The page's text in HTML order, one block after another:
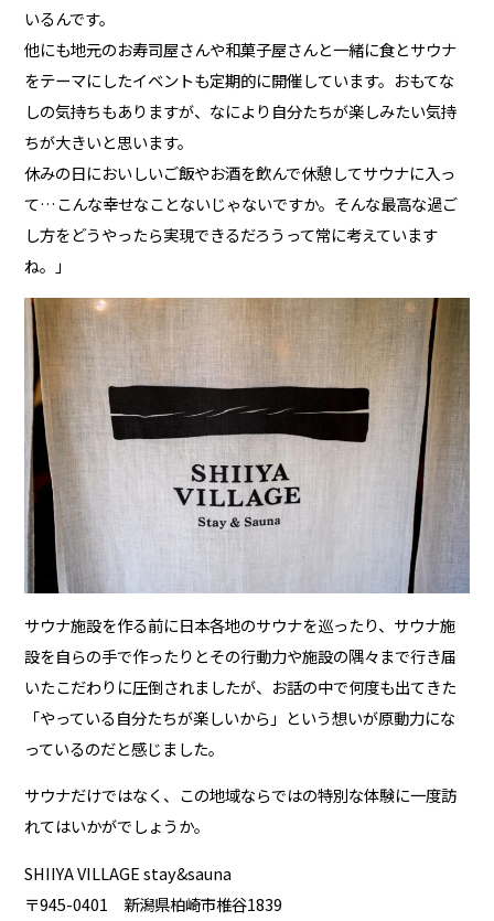
いるんです。
他にも地元のお寿司屋さんや和菓子屋さんと一緒に食とサウナ
をテーマにしたイベントも定期的に開催しています。おもてな
しの気持ちもありますが、なにより自分たちが楽しみたい気持
ちが大きいと思います。
休みの日においしいご飯やお酒を飲んで休憩してサウナに入っ
て…こんな幸せなことないじゃないですか。そんな最高な過ご
し方をどうやったら実現できるだろうって常に考えています
ね。」
サウナ施設を作る前に日本各地のサウナを巡ったり、サウナ施
設を自らの手で作ったりとその行動力や施設の隅々まで行き届
いたこだわりに圧倒されましたが、お話の中で何度も出てきた
「やっている自分たちが楽しいから」という想いが原動力にな
っているのだと感じました。
サウナだけではなく、この地域ならではの特別な体験に一度訪
れてはいかがでしょうか。
SHIIYA VILLAGE stay&sauna
〒945-0401 新潟県柏崎市椎谷1839